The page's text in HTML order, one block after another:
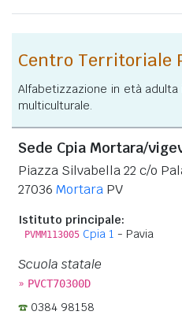
Centro Territoriale
Alfabetizzazione in età
multiculturale.
Sede Cpia Mortara/
Piazza Silvabella 22 c/o
27036 Mortara PV
Istituto principale:
PVMM113005 Cpia 1 - Pavia
Scuola statale
» PVCT70300D
0384 98158